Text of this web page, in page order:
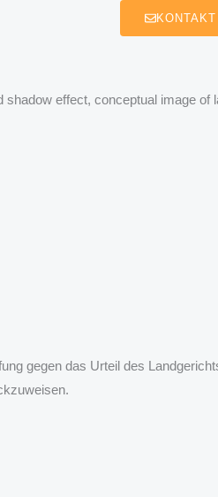
effect, conceptual image
gegen das Urteil des